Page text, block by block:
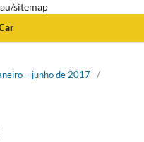
sitemap
– junho de 2017
/